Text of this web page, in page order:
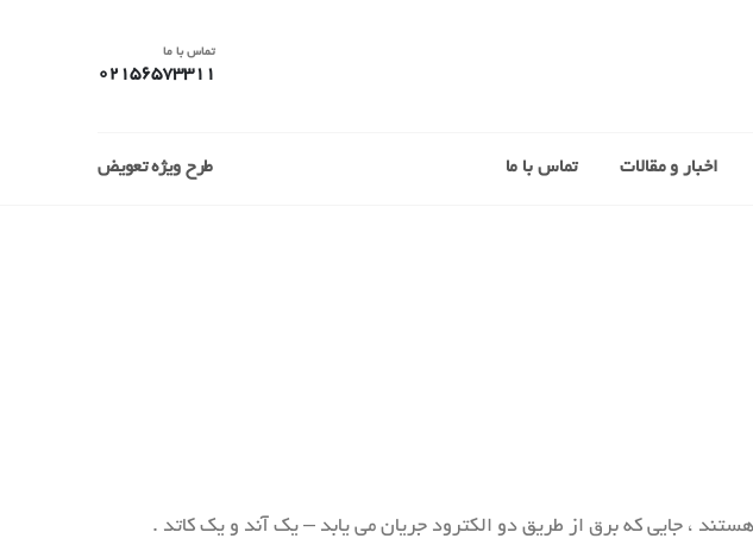
تماس با ما
02156573311
اخبار و مقالات تماس با ما طرح ویژه تعویض
هستند ، جایی که برق از طریق دو الکترود جریان می یابد – یک آند و یک کاتد .